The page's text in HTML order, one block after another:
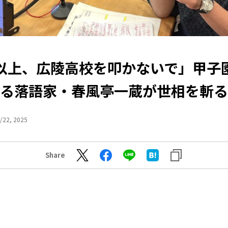
上、広陵高校を叩かないで」甲子
る落語家・春風亭一蔵が世相を斬る
22, 2025
Share